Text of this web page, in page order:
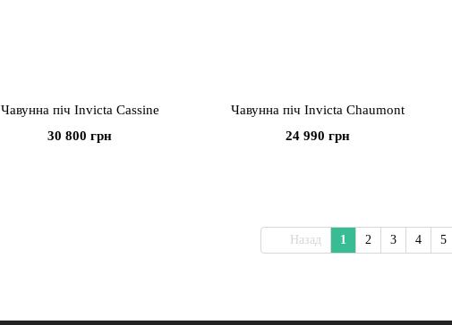
Чавунна піч Invicta Cassine
30 800 грн
Чавунна піч Invicta Chaumont
24 990 грн
Назад 1 2 3 4 5